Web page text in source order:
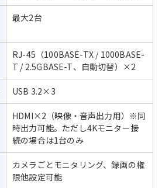
最大2台
RJ-45（100BASE-TX / 1000BASE-
T / 2.5GBASE-T、自動切替）×2
USB 3.2×3
HDMI×2（映像・音声出力用）※同
時出力可能。ただし4Kモニター接
続の場合は1台のみ
カメラごとモニタリング、録画の権
限他設定可能